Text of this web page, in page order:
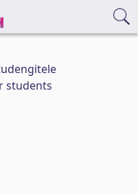
students